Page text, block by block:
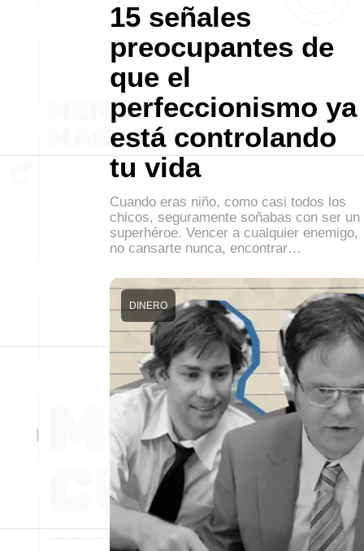
15 señales
preocupantes de
que el
perfeccionismo ya
está controlando
tu vida
Cuando eras niño, como casi todos los
chicos, seguramente soñabas con ser un
superhéroe. Vencer a cualquier enemigo,
no cansarte nunca, encontrar…
DINERO